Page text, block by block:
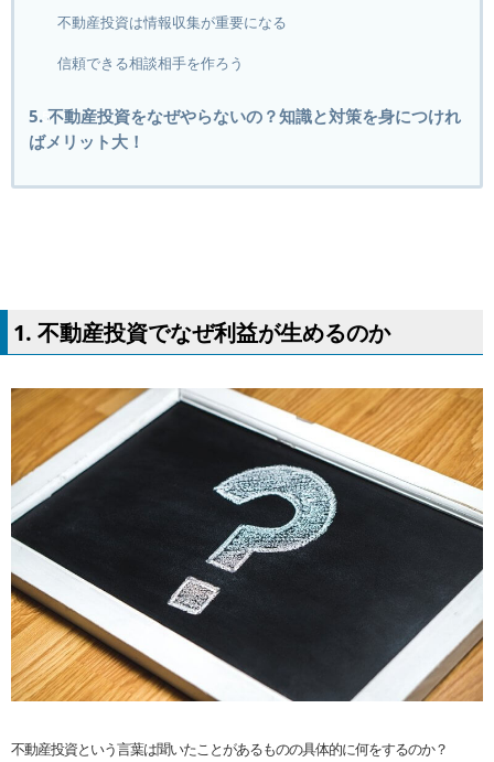
不動産投資は情報収集が重要になる
信頼できる相談相手を作ろう
5. 不動産投資をなぜやらないの？知識と対策を身につけれ
ばメリット大！
1. 不動産投資でなぜ利益が生めるのか
不動産投資という言葉は聞いたことがあるものの具体的に何をするのか？